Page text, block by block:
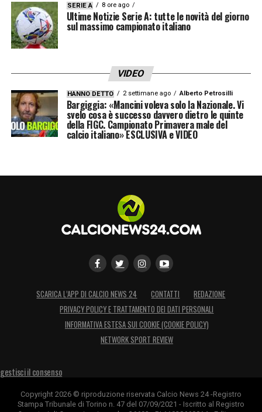
SERIE A 8 ore ago
Ultime Notizie Serie A: tutte le novità del giorno
sul massimo campionato italiano
VIDEO
HANNO DETTO 2 settimane ago Alberto Petrosilli
Bargiggia: «Mancini voleva solo la Nazionale. Vi
svelo cosa è successo davvero dietro le quinte
della FIGC. Campionato Primavera male del
calcio italiano» ESCLUSIVA e VIDEO
SCARICA L’APP DI CALCIO NEWS 24 CONTATTI
REDAZIONE
PRIVACY POLICY E TRATTAMENTO DEI DATI PERSONALI
INFORMATIVA ESTESA SUI COOKIE (COOKIE POLICY)
NETWORK SPORT REVIEW
gestisci il consenso
Copyright 2026 © riproduzione riservata Calcio News 24 -Registro
Stampa Tribunale di Torino n. 47 del 07/09/2021 - Iscritto al Registro